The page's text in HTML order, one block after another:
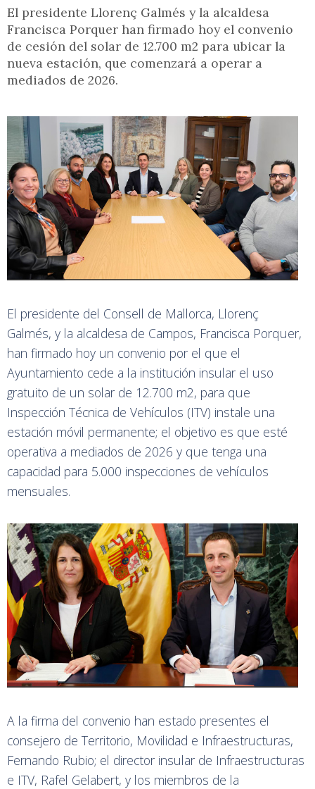
El presidente Llorenç Galmés y la alcaldesa
Francisca Porquer han firmado hoy el convenio
de cesión del solar de 12.700 m2 para ubicar la
nueva estación, que comenzará a operar a
mediados de 2026.
El presidente del Consell de Mallorca, Llorenç
Galmés, y la alcaldesa de Campos, Francisca Porquer,
han firmado hoy un convenio por el que el
Ayuntamiento cede a la institución insular el uso
gratuito de un solar de 12.700 m2, para que
Inspección Técnica de Vehículos (ITV) instale una
estación móvil permanente; el objetivo es que esté
operativa a mediados de 2026 y que tenga una
capacidad para 5.000 inspecciones de vehículos
mensuales.
A la firma del convenio han estado presentes el
consejero de Territorio, Movilidad e Infraestructuras,
Fernando Rubio; el director insular de Infraestructuras
e ITV, Rafel Gelabert, y los miembros de la